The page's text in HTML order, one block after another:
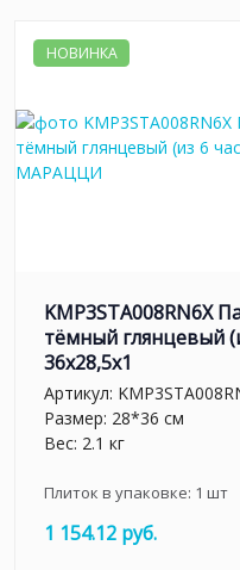
НОВИНКА
KMP3STA008RN6X
тёмный глянцевый
36x28,5x1
Артикул:
Размер: 28*36 см
Вес: 2.1 кг
Плиток в упаковке: 1 шт
1 154.12 руб.